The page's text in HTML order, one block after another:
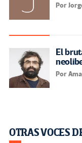
Por
El
Por
OTRAS VOCES